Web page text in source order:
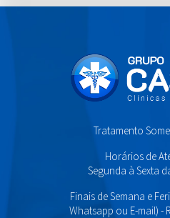
Tratamento
Horários de
Segunda à Sexta
Finais de Semana e
Whatsapp ou E-mail) -